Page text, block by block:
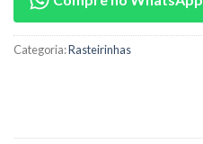
Categoria:Rasteirinhas